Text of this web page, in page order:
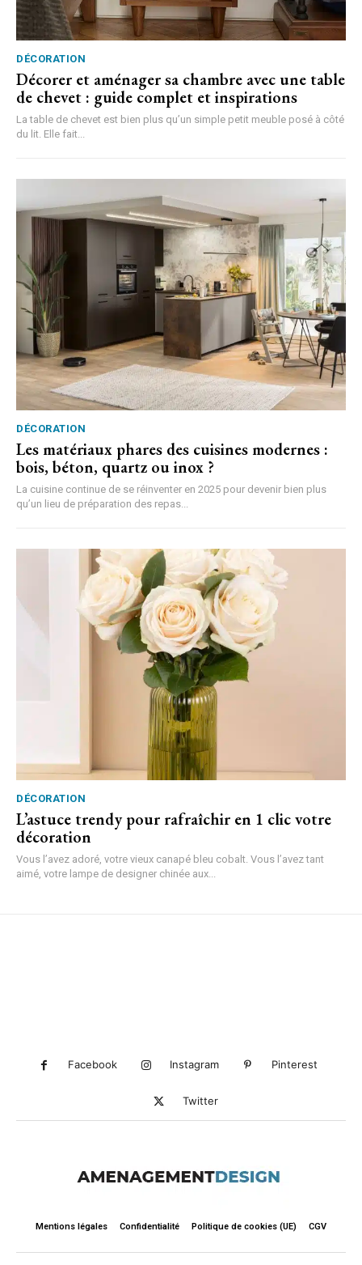
DÉCORATION
Décorer et aménager sa chambre avec une table
de chevet : guide complet et inspirations
La table de chevet est bien plus qu’un simple petit meuble posé à côté
du lit. Elle fait...
DÉCORATION
Les matériaux phares des cuisines modernes :
bois, béton, quartz ou inox ?
La cuisine continue de se réinventer en 2025 pour devenir bien plus
qu’un lieu de préparation des repas...
DÉCORATION
L’astuce trendy pour rafraîchir en 1 clic votre
décoration
Vous l’avez adoré, votre vieux canapé bleu cobalt. Vous l’avez tant
aimé, votre lampe de designer chinée aux...
Facebook Instagram Pinterest
Twitter
Mentions légales Confidentialité Politique de cookies (UE) CGV